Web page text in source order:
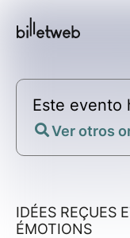
Este evento
Ver otros
IDÉES REÇUES
ÉMOTIONS